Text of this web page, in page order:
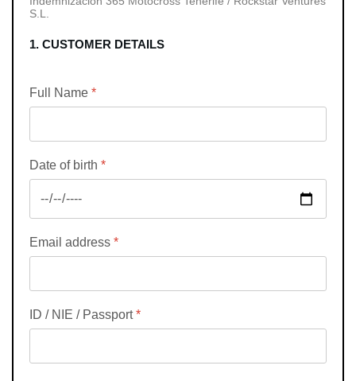
S.L.
1. CUSTOMER DETAILS
Full Name *
Date of birth *
Email address *
ID / NIE / Passport*